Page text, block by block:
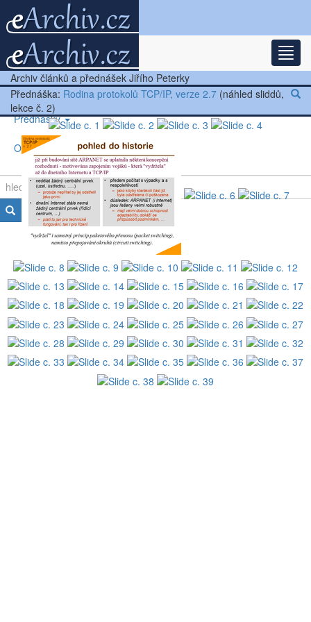
Nejnovější články
Další články
Přednášky
Ostatní
Archiv článků a přednášek Jiřího Peterky
Přednáška: Rodina protokolů TCP/IP, verze 2.7 (náhled sliddů,
lekce č. 2)